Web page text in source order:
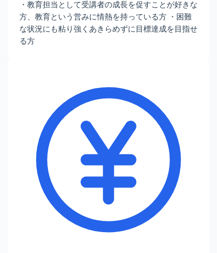
・教育担当として受講者の成長を促すことが好きな
方、教育という営みに情熱を持っている方 ・困難
な状況にも粘り強くあきらめずに目標達成を目指せ
る方